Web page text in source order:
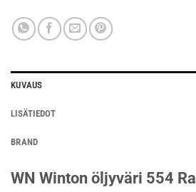
KUVAUS
LISÄTIEDOT
BRAND
WN Winton öljyväri 554